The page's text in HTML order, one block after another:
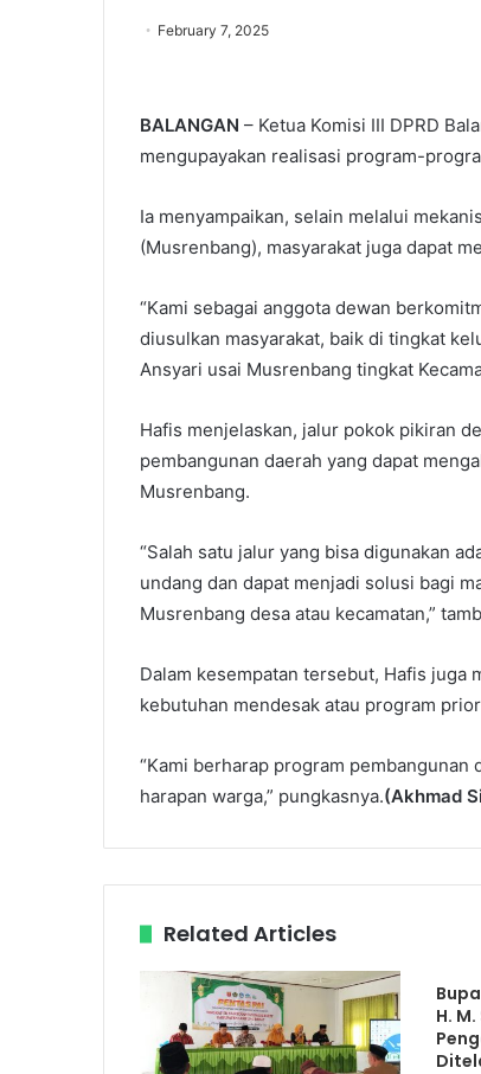
February 7, 2025
BALANGAN – Ketua Komisi III DPRD
mengupayakan realisasi program-
Ia menyampaikan, selain melalui
(Musrenbang), masyarakat juga dapat
“Kami sebagai anggota dewan
diusulkan masyarakat, baik di tingkat
Ansyari usai Musrenbang tingkat
Hafis menjelaskan, jalur pokok pikiran
pembangunan daerah yang dapat
Musrenbang.
“Salah satu jalur yang bisa digunakan
undang dan dapat menjadi solusi bagi
Musrenbang desa atau kecamatan,”
Dalam kesempatan tersebut, Hafis juga
kebutuhan mendesak atau program
“Kami berharap program pembangunan
harapan warga,” pungkasnya.(Akhmad
Related Articles
H.